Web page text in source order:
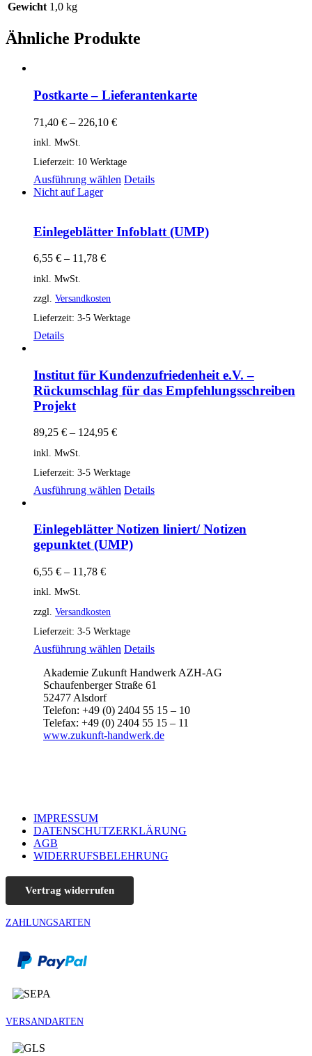
Gewicht 1,0 kg
Ähnliche Produkte
Postkarte – Lieferantenkarte
71,40 € – 226,10 €
inkl. MwSt.
Lieferzeit: 10 Werktage
Ausführung wählen Dieses
Varianten
auf.
Produktseite
Details
Nicht auf Lager
Einlegeblätter Infoblatt (UMP)
6,55 € – 11,78 €
inkl. MwSt.
zzgl. Versandkosten
Lieferzeit: 3-5 Werktage
Details
Institut für Kundenzufriedenheit e.V. –
Rückumschlag für das Empfehlungsschreiben
Projekt
89,25 € – 124,95 €
inkl. MwSt.
Lieferzeit: 3-5 Werktage
Ausführung wählen Dieses
mehrere
Varianten
auf.
Produktseite
gewählt
werden
Details
Einlegeblätter Notizen liniert/ Notizen
gepunktet (UMP)
6,55 € – 11,78 €
inkl. MwSt.
zzgl. Versandkosten
Lieferzeit: 3-5 Werktage
Ausführung wählen Dieses
weist
mehrere
auf.
Die
Optionen
Details
Akademie Zukunft Handwerk AZH-AG
Schaufenberger Straße 61
52477 Alsdorf
Telefon: +49 (0) 2404 55 15 – 10
Telefax: +49 (0) 2404 55 15 – 11
www.zukunft-handwerk.de
IMPRESSUM
DATENSCHUTZERKLÄRUNG
AGB
WIDERRUFSBELEHRUNG
Vertrag widerrufen
ZAHLUNGSARTEN
VERSANDARTEN